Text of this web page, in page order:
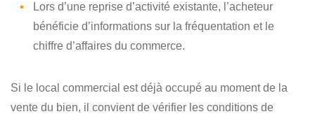
Lors d’une reprise d’activité existante, l’acheteur
bénéficie d’informations sur la fréquentation et le
chiffre d’affaires du commerce.
Si le local commercial est déjà occupé au moment de la
vente du bien, il convient de vérifier les conditions de